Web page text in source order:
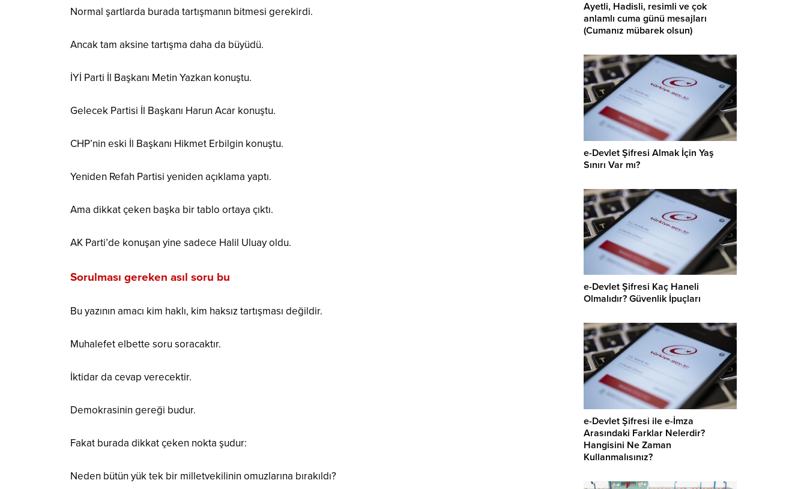
Normal şartlarda burada tartışmanın bitmesi gerekirdi.
Ancak tam aksine tartışma daha da büyüdü.
İYİ Parti İl Başkanı Metin Yazkan konuştu.
Gelecek Partisi İl Başkanı Harun Acar konuştu.
CHP’nin eski İl Başkanı Hikmet Erbilgin konuştu.
Yeniden Refah Partisi yeniden açıklama yaptı.
Ama dikkat çeken başka bir tablo ortaya çıktı.
AK Parti’de konuşan yine sadece Halil Uluay oldu.
Sorulması gereken asıl soru bu
Bu yazının amacı kim haklı, kim haksız tartışması değildir.
Muhalefet elbette soru soracaktır.
İktidar da cevap verecektir.
Demokrasinin gereği budur.
Fakat burada dikkat çeken nokta şudur:
Neden bütün yük tek bir milletvekilinin omuzlarına bırakıldı?
Ayetli, Hadisli, resimli ve çok
anlamlı cuma günü mesajları
(Cumanız mübarek olsun)
e-Devlet Şifresi Almak İçin Yaş
Sınırı Var mı?
e-Devlet Şifresi Kaç Haneli
Olmalıdır? Güvenlik İpuçları
e-Devlet Şifresi ile e-İmza
Arasındaki Farklar Nelerdir?
Hangisini Ne Zaman
Kullanmalısınız?